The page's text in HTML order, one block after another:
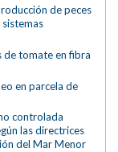
de peces
tomate en fibra
en parcela de
controlada
las directrices
del Mar Menor